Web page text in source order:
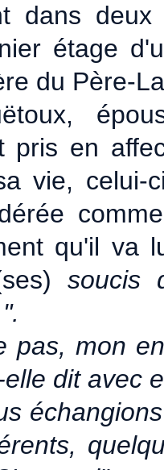
dans
étage
du Père-
pris en
vie, celui-
qu'il va
soucis
pas, mon
dit avec